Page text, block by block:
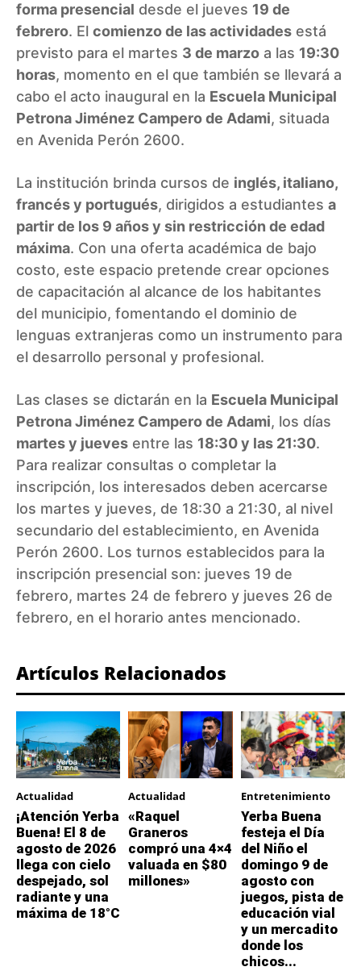
forma presencial desde el jueves 19 de
febrero. El comienzo de las actividades está
previsto para el martes 3 de marzo a las 19:30
horas, momento en el que también se llevará a
cabo el acto inaugural en la Escuela Municipal
Petrona Jiménez Campero de Adami, situada
en Avenida Perón 2600.
La institución brinda cursos de inglés, italiano,
francés y portugués, dirigidos a estudiantes a
partir de los 9 años y sin restricción de edad
máxima. Con una oferta académica de bajo
costo, este espacio pretende crear opciones
de capacitación al alcance de los habitantes
del municipio, fomentando el dominio de
lenguas extranjeras como un instrumento para
el desarrollo personal y profesional.
Las clases se dictarán en la Escuela Municipal
Petrona Jiménez Campero de Adami, los días
martes y jueves entre las 18:30 y las 21:30.
Para realizar consultas o completar la
inscripción, los interesados deben acercarse
los martes y jueves, de 18:30 a 21:30, al nivel
secundario del establecimiento, en Avenida
Perón 2600. Los turnos establecidos para la
inscripción presencial son: jueves 19 de
febrero, martes 24 de febrero y jueves 26 de
febrero, en el horario antes mencionado.
Artículos Relacionados
Actualidad
¡Atención Yerba
Buena! El 8 de
agosto de 2026
llega con cielo
despejado, sol
radiante y una
máxima de 18°C
Actualidad
«Raquel
Graneros
compró una 4×4
valuada en $80
millones»
Entretenimiento
Yerba Buena
festeja el Día
del Niño el
domingo 9 de
agosto con
juegos, pista de
educación vial
y un mercadito
donde los
chicos...